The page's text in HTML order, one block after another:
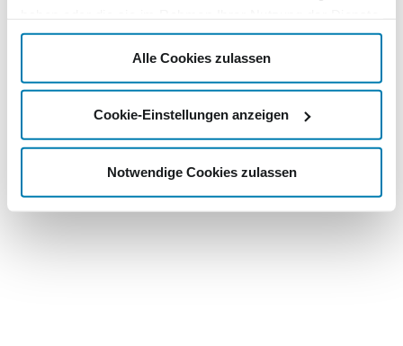
gesammelt haben.
Alle Cookies zulassen
Cookie-Einstellungen anzeigen
Notwendige Cookies zulassen